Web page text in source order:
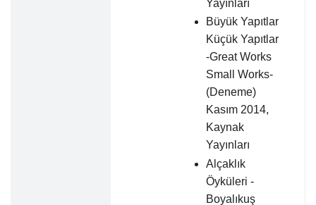
Yayınları
Büyük Yapıtlar
Küçük Yapıtlar
-Great Works
Small Works-
(Deneme)
Kasım 2014,
Kaynak
Yayınları
Alçaklık
Öyküleri -
Boyalıkuş